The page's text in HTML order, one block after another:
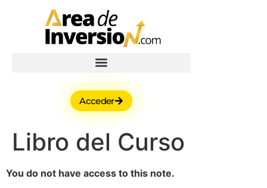
Acceder
Libro del Curso
You do not have access to this note.